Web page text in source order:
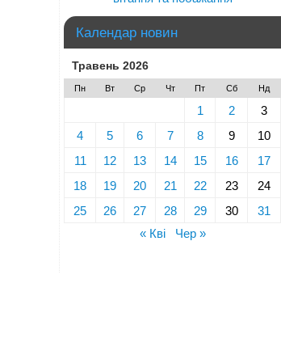
Календар новин
Травень 2026
Пн Вт Ср Чт Пт Сб Нд
1 2
3
4
5 6 7 8 9
10
11
12 13 14 15 16
17
18
19 20 21 22 23
24
25
26 27 28 29 30
31
« Кві
Чер »